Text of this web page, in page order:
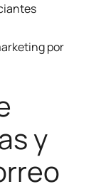
por
y